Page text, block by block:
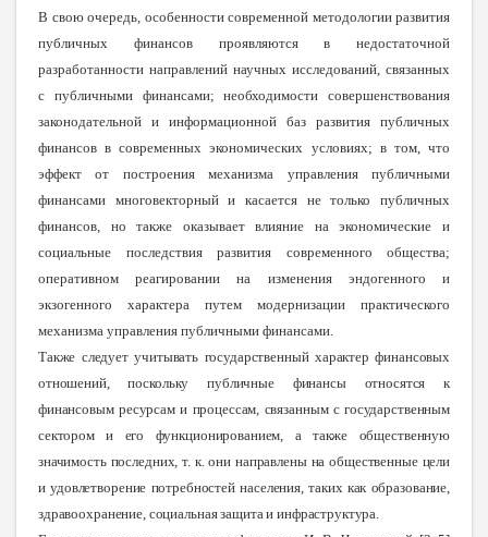
В свою очередь, особенности современной методологии развития
публичных финансов проявляются в недостаточной
разработанности направлений научных исследований, связанных
с публичными финансами; необходимости совершенствования
законодательной и информационной баз развития публичных
финансов в современных экономических условиях; в том, что
эффект от построения механизма управления публичными
финансами многовекторный и касается не только публичных
финансов, но также оказывает влияние на экономические и
социальные последствия развития современного общества;
оперативном реагировании на изменения эндогенного и
экзогенного характера путем модернизации практического
механизма управления публичными финансами.
Также следует учитывать государственный характер финансовых
отношений, поскольку публичные финансы относятся к
финансовым ресурсам и процессам, связанным с государственным
сектором и его функционированием, а также общественную
значимость последних, т. к. они направлены на общественные цели
и удовлетворение потребностей населения, таких как образование,
здравоохранение, социальная защита и инфраструктура.